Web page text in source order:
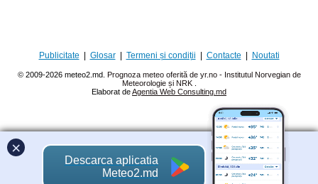
Publicitate Glosar| Termeni și condiții Contacte Noutati
© 2009-2026 meteo2.md. Prognoza meteo oferită de yr.no - Institutul Norvegian de
Meteorologie și NRK
Elaborat deAgentia Web Consulting.md
×
Descarca aplicatia
Meteo2.md